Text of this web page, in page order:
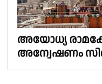
അയോധ്യ
അന്വേഷണം